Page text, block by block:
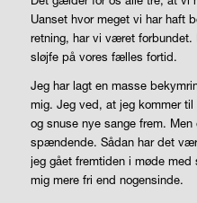
Uanset hvor meget vi har haft
retning, har vi været
sløjfe på vores fælles fortid.
Jeg har lagt en masse
mig. Jeg ved, at jeg kommer
og snuse nye sange frem.
spændende. Sådan har det
jeg gået fremtiden i møde
mig mere fri end nogensinde.